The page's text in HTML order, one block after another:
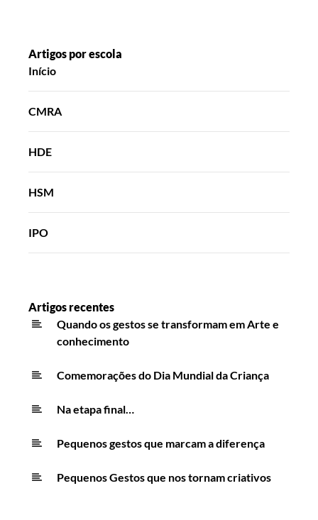
Artigos por escola
Início
CMRA
HDE
HSM
IPO
Artigos recentes
Quando os gestos se transformam em Arte e
conhecimento
Comemorações do Dia Mundial da Criança
Na etapa final…
Pequenos gestos que marcam a diferença
Pequenos Gestos que nos tornam criativos